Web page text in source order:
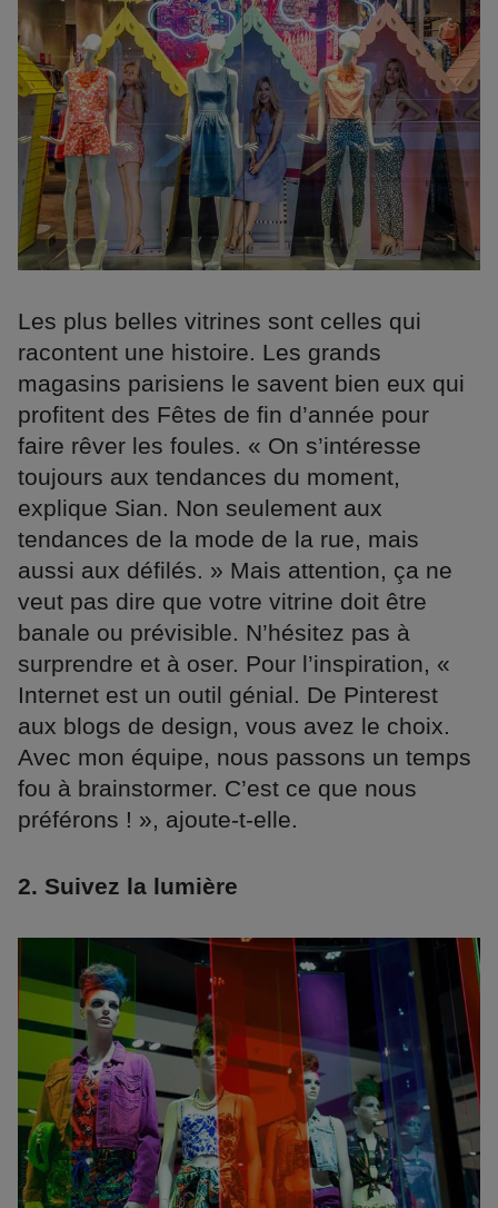
Les plus belles vitrines sont celles qui
racontent une histoire. Les grands
magasins parisiens le savent bien eux qui
profitent des Fêtes de fin d’année pour
faire rêver les foules. « On s’intéresse
toujours aux tendances du moment,
explique Sian. Non seulement aux
tendances de la mode de la rue, mais
aussi aux défilés. » Mais attention, ça ne
veut pas dire que votre vitrine doit être
banale ou prévisible. N’hésitez pas à
surprendre et à oser. Pour l’inspiration, «
Internet est un outil génial. De Pinterest
aux blogs de design, vous avez le choix.
Avec mon équipe, nous passons un temps
fou à brainstormer. C’est ce que nous
préférons ! », ajoute-t-elle.
2. Suivez la lumière